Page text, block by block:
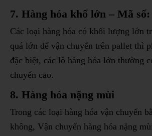
7. Hàng hóa khổ lớn – Mã
Các loại hàng hóa có khối lượng lớn
quá lớn để vận chuyển trên pallet thì
đặc biệt, các lô hàng hóa lớn thường
chuyển cao.
8. Hàng hóa nặng mùi
Trong các loại hàng hóa vận chuyển
không, Vận chuyển hàng hóa nặng